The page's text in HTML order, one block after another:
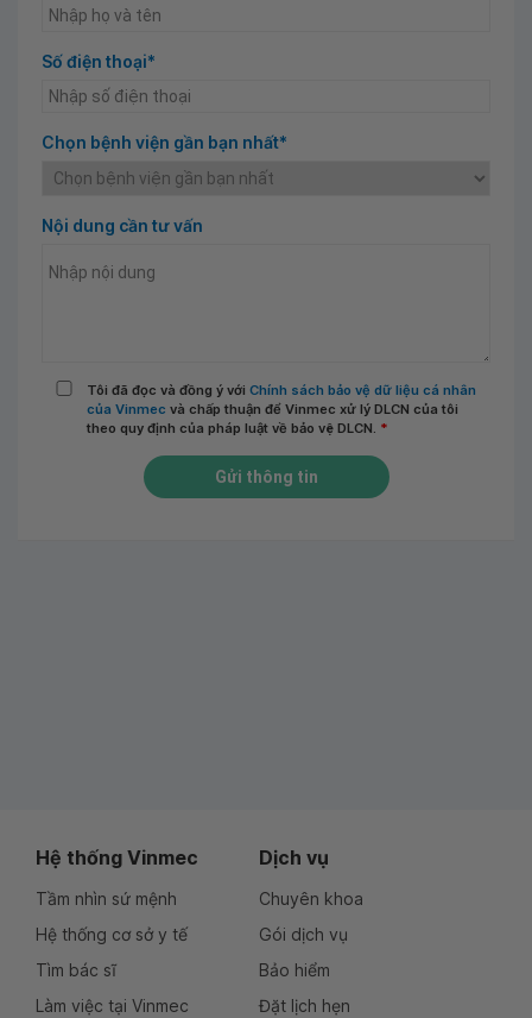
Số điện thoại*
Chọn bệnh viện gần bạn nhất*
Nội dung cần tư vấn
Tôi đã đọc và đồng ý với Chính sách bảo vệ dữ liệu cá nhân
của Vinmec và chấp thuận để Vinmec xử lý DLCN của tôi
theo quy định của pháp luật về bảo vệ DLCN. *
Gửi thông tin
Hệ thống Vinmec
Tầm nhìn sứ mệnh
Hệ thống cơ sở y tế
Tìm bác sĩ
Làm việc tại Vinmec
Dịch vụ
Chuyên khoa
Gói dịch vụ
Bảo hiểm
Đặt lịch hẹn